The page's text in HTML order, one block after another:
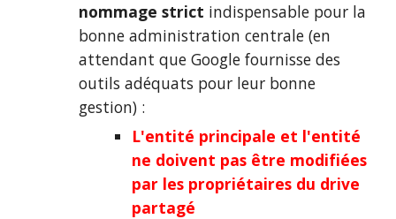
nommage strict indispensable pour la
bonne administration centrale (en
attendant que Google fournisse des
outils adéquats pour leur bonne
gestion) :
L'entité principale et l'entité
ne doivent pas être modifiées
par les propriétaires du drive
partagé